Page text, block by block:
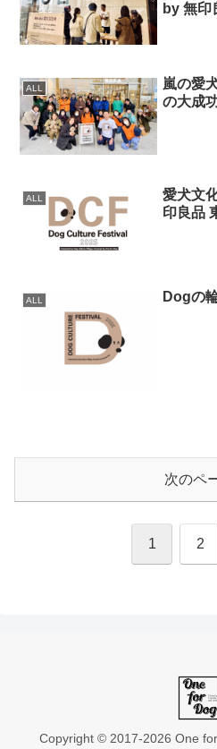
by 無印
ALL
嵐の愛
の大成
ALL
愛犬文
印良品
ALL Dogの
次のペ
1 2
Copyright © 2017-2026 One